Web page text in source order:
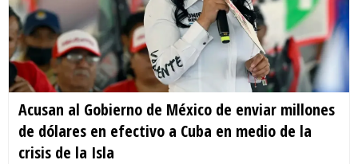
Acusan al Gobierno de México de enviar millones
de dólares en efectivo a Cuba en medio de la
crisis de la Isla